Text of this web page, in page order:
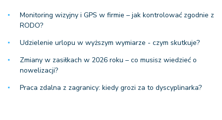
Monitoring wizyjny i GPS w firmie – jak kontrolować zgodnie z
RODO?
Udzielenie urlopu w wyższym wymiarze - czym skutkuje?
Zmiany w zasiłkach w 2026 roku – co musisz wiedzieć o
nowelizacji?
Praca zdalna z zagranicy: kiedy grozi za to dyscyplinarka?